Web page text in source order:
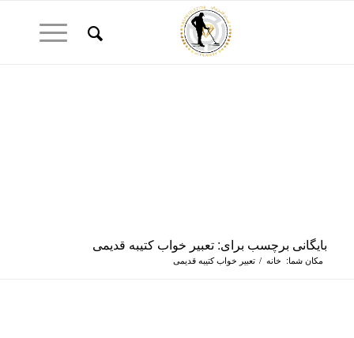
بایگانی برچسب برای: تعبیر خواب کتیبه قدیمی
مکان شما: خانه / تعبیر خواب کتیبه قدیمی